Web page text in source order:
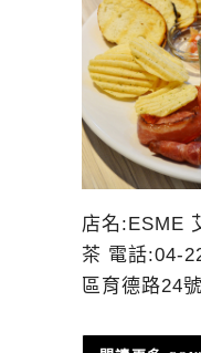
店名:ESME
茶 電話:04-
區育德路24